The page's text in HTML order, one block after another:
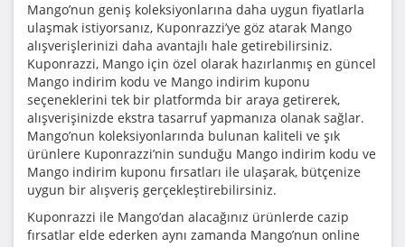
Mango’nun geniş koleksiyonlarına daha uygun fiyatlarla
ulaşmak istiyorsanız, Kuponrazzi’ye göz atarak Mango
alışverişlerinizi daha avantajlı hale getirebilirsiniz.
Kuponrazzi, Mango için özel olarak hazırlanmış en güncel
Mango indirim kodu ve Mango indirim kuponu
seçeneklerini tek bir platformda bir araya getirerek,
alışverişinizde ekstra tasarruf yapmanıza olanak sağlar.
Mango’nun koleksiyonlarında bulunan kaliteli ve şık
ürünlere Kuponrazzi’nin sunduğu Mango indirim kodu ve
Mango indirim kuponu fırsatları ile ulaşarak, bütçenize
uygun bir alışveriş gerçekleştirebilirsiniz.
Kuponrazzi ile Mango’dan alacağınız ürünlerde cazip
fırsatlar elde ederken aynı zamanda Mango’nun online